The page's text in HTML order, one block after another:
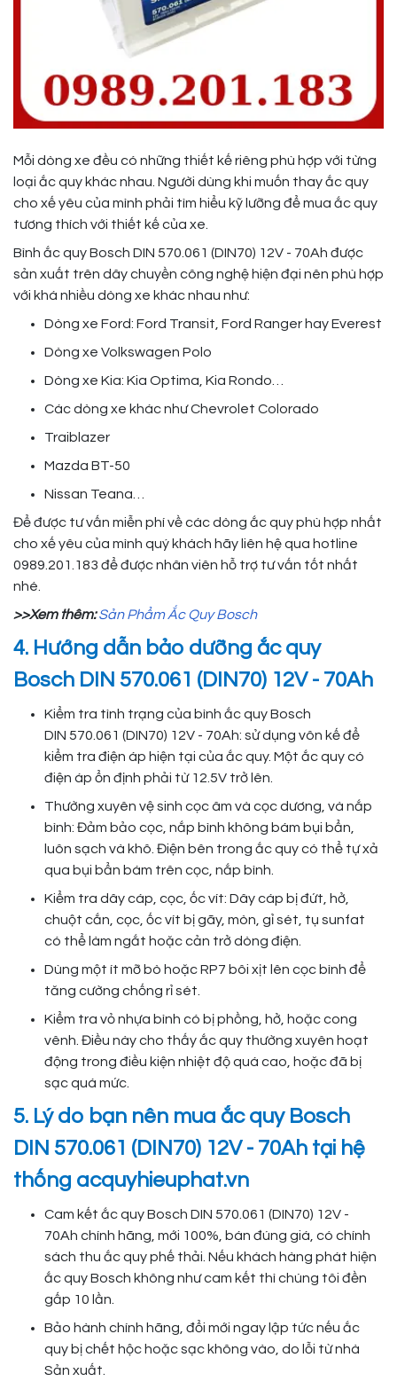
Mỗi dòng xe đều có những thiết kế riêng phù hợp với từng
loại ắc quy khác nhau. Người dùng khi muốn thay ắc quy
cho xế yêu của mình phải tìm hiểu kỹ lưỡng để mua ắc quy
tương thích với thiết kế của xe.
Bình ắc quy Bosch DIN 570.061 (DIN70) 12V - 70Ah được
sản xuất trên dây chuyền công nghệ hiện đại nên phù hợp
với khá nhiều dòng xe khác nhau như:
Dòng xe Ford: Ford Transit, Ford Ranger hay Everest
Dòng xe Volkswagen Polo
Dòng xe Kia: Kia Optima, Kia Rondo…
Các dòng xe khác như Chevrolet Colorado
Traiblazer
Mazda BT-50
Nissan Teana…
Để được tư vấn miễn phí về các dòng ắc quy phù hợp nhất
cho xế yêu của mình quý khách hãy liên hệ qua hotline
0989.201.183 để được nhân viên hỗ trợ tư vấn tốt nhất
nhé.
>>Xem thêm:Sản Phẩm Ắc Quy Bosch
4. Hướng dẫn bảo dưỡng ắc quy
Bosch DIN 570.061 (DIN70) 12V - 70Ah
Kiểm tra tình trạng của bình ắc quy Bosch
DIN 570.061 (DIN70) 12V - 70Ah: sử dụng vôn kế để
kiểm tra điện áp hiện tại của ắc quy. Một ắc quy có
điện áp ổn định phải từ 12.5V trở lên.
Thường xuyên vệ sinh cọc âm và cọc dương, và nắp
bình: Đảm bảo cọc, nắp bình không bám bụi bẩn,
luôn sạch và khô. Điện bên trong ắc quy có thể tự xả
qua bụi bẩn bám trên cọc, nắp bình.
Kiểm tra dây cáp, cọc, ốc vít: Dây cáp bị đứt, hở,
chuột cắn, cọc, ốc vít bị gãy, mòn, gỉ sét, tụ sunfat
có thể làm ngắt hoặc cản trở dòng điện.
Dùng một ít mỡ bò hoặc RP7 bôi xịt lên cọc bình để
tăng cường chống rỉ sét.
Kiểm tra vỏ nhựa bình có bị phồng, hở, hoặc cong
vênh. Điều này cho thấy ắc quy thường xuyên hoạt
động trong điều kiện nhiệt độ quá cao, hoặc đã bị
sạc quá mức.
5. Lý do bạn nên mua ắc quy Bosch
DIN 570.061 (DIN70) 12V - 70Ah tại hệ
thống acquyhieuphat.vn
Cam kết ắc quy Bosch DIN 570.061 (DIN70) 12V -
70Ah chính hãng, mới 100%, bán đúng giá, có chính
sách thu ắc quy phế thải. Nếu khách hàng phát hiện
ắc quy Bosch không như cam kết thì chúng tôi đền
gấp 10 lần.
Bảo hành chính hãng, đổi mới ngay lập tức nếu ắc
quy bị chết hộc hoặc sạc không vào, do lỗi từ nhà
Sản xuất.